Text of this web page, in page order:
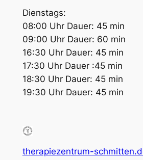
Dienstags:
08:00 Uhr Dauer: 45 min
09:00 Uhr Dauer: 60 min
16:30 Uhr Dauer: 45 min
17:30 Uhr Dauer :45 min
18:30 Uhr Dauer: 45 min
19:30 Uhr Dauer: 45 min
therapiezentrum-